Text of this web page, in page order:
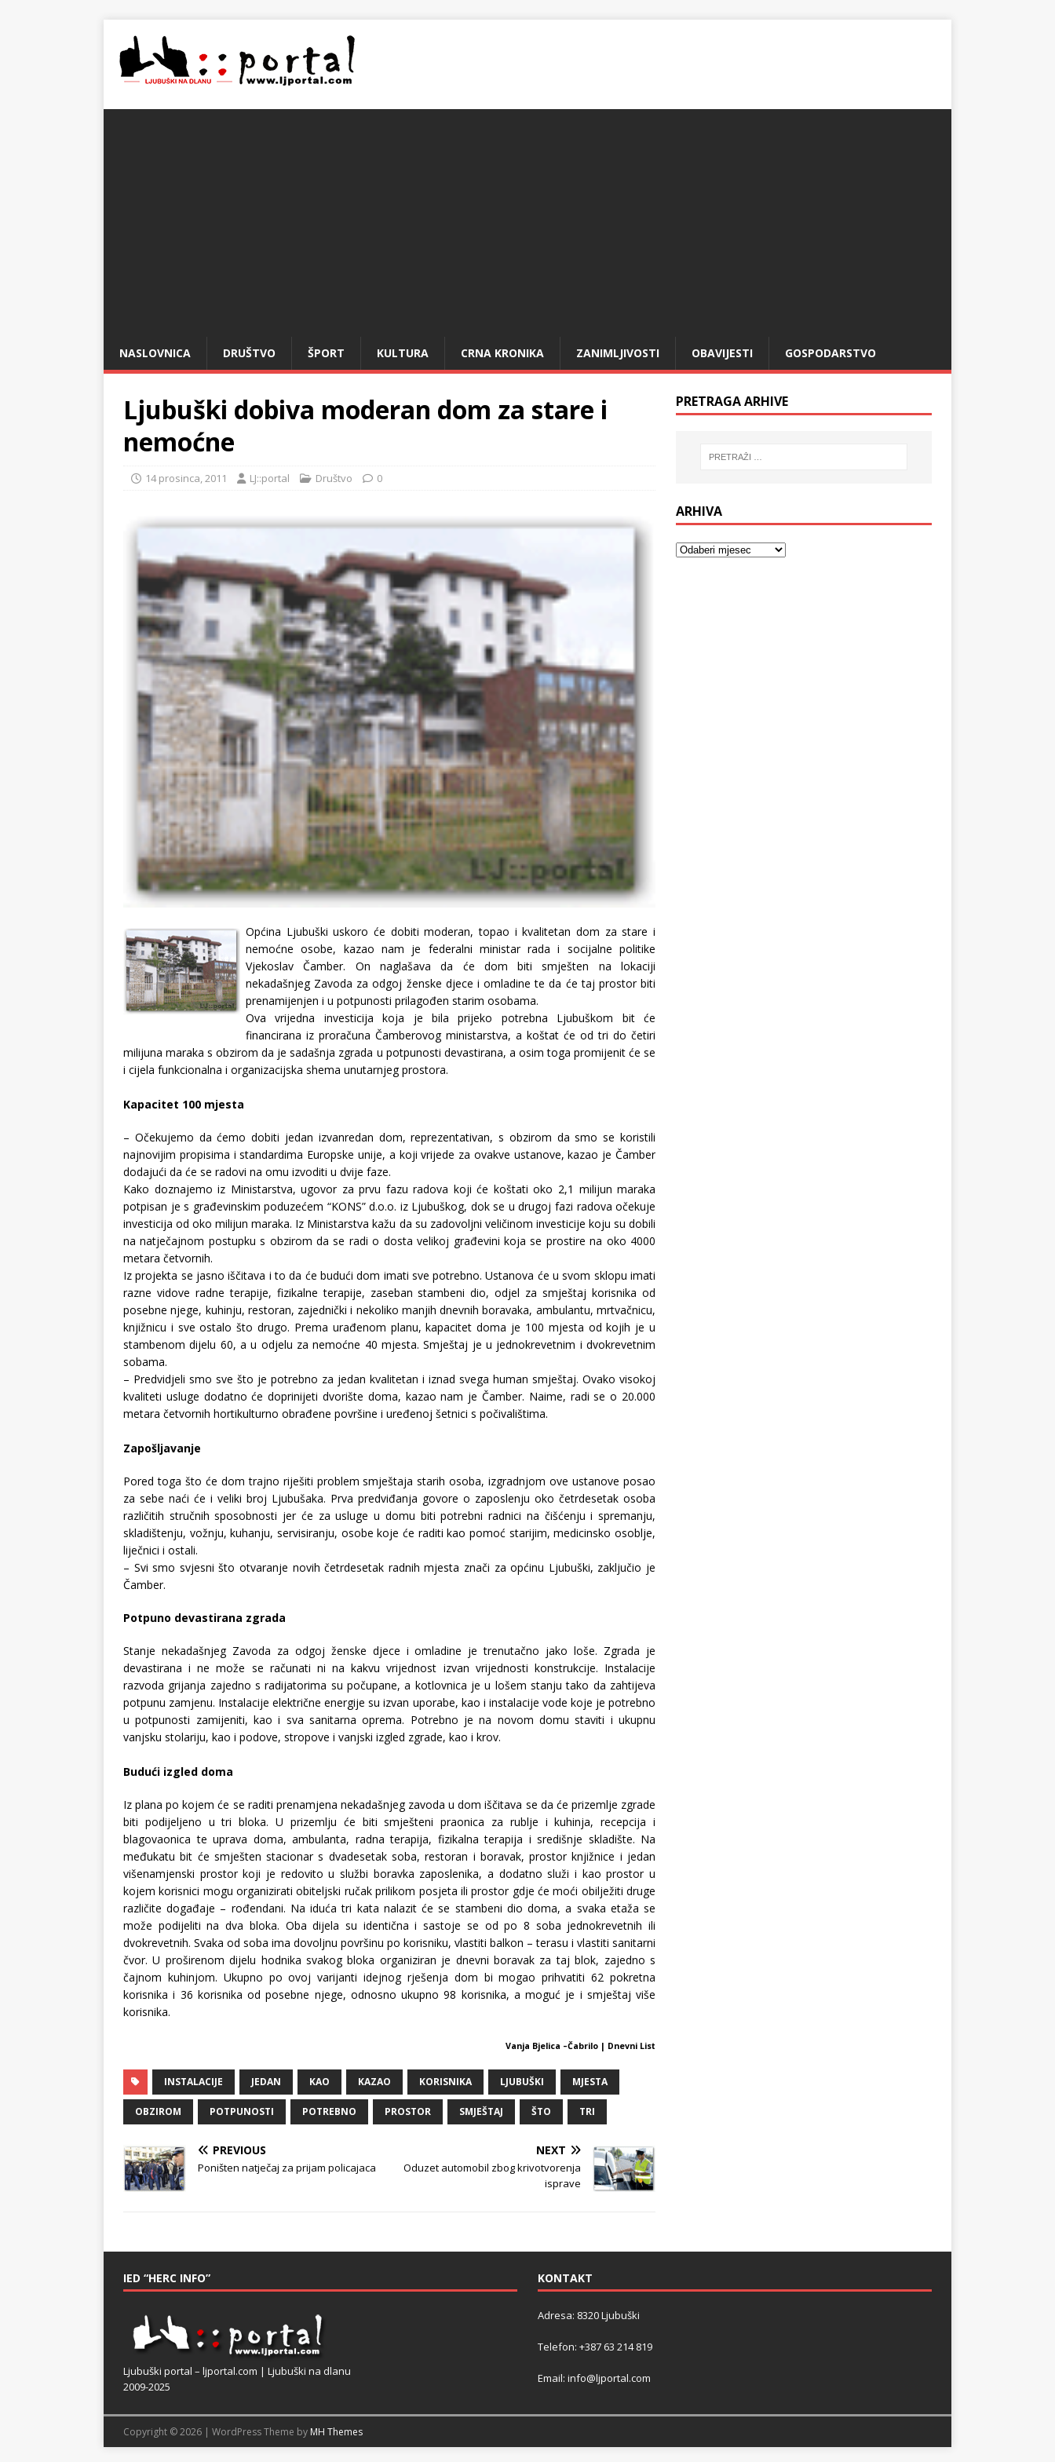
NASLOVNICA DRUŠTVO ŠPORT KULTURA CRNA KRONIKA ZANIMLJIVOSTI OBAVIJESTI GOSPODARSTVO
Ljubuški dobiva moderan dom za stare i
nemoćne
14 prosinca, 2011 LJ::portal Društvo 0
Općina Ljubuški uskoro će dobiti moderan, topao i kvalitetan dom za stare i
nemoćne osobe, kazao nam je federalni ministar rada i socijalne politike
Vjekoslav Čamber. On naglašava da će dom biti smješten na lokaciji
nekadašnjeg Zavoda za odgoj ženske djece i omladine te da će taj prostor biti
prenamijenjen i u potpunosti prilagođen starim osobama.
Ova vrijedna investicija koja je bila prijeko potrebna Ljubuškom bit će
financirana iz proračuna Čamberovog ministarstva, a koštat će od tri do četiri
milijuna maraka s obzirom da je sadašnja zgrada u potpunosti devastirana, a osim toga promijenit će se
i cijela funkcionalna i organizacijska shema unutarnjeg prostora.
Kapacitet 100 mjesta
– Očekujemo da ćemo dobiti jedan izvanredan dom, reprezentativan, s obzirom da smo se koristili
najnovijim propisima i standardima Europske unije, a koji vrijede za ovakve ustanove, kazao je Čamber
dodajući da će se radovi na omu izvoditi u dvije faze.
Kako doznajemo iz Ministarstva, ugovor za prvu fazu radova koji će koštati oko 2,1 milijun maraka
potpisan je s građevinskim poduzećem “KONS” d.o.o. iz Ljubuškog, dok se u drugoj fazi radova očekuje
investicija od oko milijun maraka. Iz Ministarstva kažu da su zadovoljni veličinom investicije koju su dobili
na natječajnom postupku s obzirom da se radi o dosta velikoj građevini koja se prostire na oko 4000
metara četvornih.
Iz projekta se jasno iščitava i to da će budući dom imati sve potrebno. Ustanova će u svom sklopu imati
razne vidove radne terapije, fizikalne terapije, zaseban stambeni dio, odjel za smještaj korisnika od
posebne njege, kuhinju, restoran, zajednički i nekoliko manjih dnevnih boravaka, ambulantu, mrtvačnicu,
knjižnicu i sve ostalo što drugo. Prema urađenom planu, kapacitet doma je 100 mjesta od kojih je u
stambenom dijelu 60, a u odjelu za nemoćne 40 mjesta. Smještaj je u jednokrevetnim i dvokrevetnim
sobama.
– Predvidjeli smo sve što je potrebno za jedan kvalitetan i iznad svega human smještaj. Ovako visokoj
kvaliteti usluge dodatno će doprinijeti dvorište doma, kazao nam je Čamber. Naime, radi se o 20.000
metara četvornih hortikulturno obrađene površine i uređenoj šetnici s počivalištima.
Zapošljavanje
Pored toga što će dom trajno riješiti problem smještaja starih osoba, izgradnjom ove ustanove posao
za sebe naći će i veliki broj Ljubušaka. Prva predviđanja govore o zaposlenju oko četrdesetak osoba
različitih stručnih sposobnosti jer će za usluge u domu biti potrebni radnici na čišćenju i spremanju,
skladištenju, vožnju, kuhanju, servisiranju, osobe koje će raditi kao pomoć starijim, medicinsko osoblje,
liječnici i ostali.
– Svi smo svjesni što otvaranje novih četrdesetak radnih mjesta znači za općinu Ljubuški, zaključio je
Čamber.
Potpuno devastirana zgrada
Stanje nekadašnjeg Zavoda za odgoj ženske djece i omladine je trenutačno jako loše. Zgrada je
devastirana i ne može se računati ni na kakvu vrijednost izvan vrijednosti konstrukcije. Instalacije
razvoda grijanja zajedno s radijatorima su počupane, a kotlovnica je u lošem stanju tako da zahtijeva
potpunu zamjenu. Instalacije električne energije su izvan uporabe, kao i instalacije vode koje je potrebno
u potpunosti zamijeniti, kao i sva sanitarna oprema. Potrebno je na novom domu staviti i ukupnu
vanjsku stolariju, kao i podove, stropove i vanjski izgled zgrade, kao i krov.
Budući izgled doma
Iz plana po kojem će se raditi prenamjena nekadašnjeg zavoda u dom iščitava se da će prizemlje zgrade
biti podijeljeno u tri bloka. U prizemlju će biti smješteni praonica za rublje i kuhinja, recepcija i
blagovaonica te uprava doma, ambulanta, radna terapija, fizikalna terapija i središnje skladište. Na
međukatu bit će smješten stacionar s dvadesetak soba, restoran i boravak, prostor knjižnice i jedan
višenamjenski prostor koji je redovito u službi boravka zaposlenika, a dodatno služi i kao prostor u
kojem korisnici mogu organizirati obiteljski ručak prilikom posjeta ili prostor gdje će moći obilježiti druge
različite događaje – rođendani. Na iduća tri kata nalazit će se stambeni dio doma, a svaka etaža se
može podijeliti na dva bloka. Oba dijela su identična i sastoje se od po 8 soba jednokrevetnih ili
dvokrevetnih. Svaka od soba ima dovoljnu površinu po korisniku, vlastiti balkon – terasu i vlastiti sanitarni
čvor. U proširenom dijelu hodnika svakog bloka organiziran je dnevni boravak za taj blok, zajedno s
čajnom kuhinjom. Ukupno po ovoj varijanti idejnog rješenja dom bi mogao prihvatiti 62 pokretna
korisnika i 36 korisnika od posebne njege, odnosno ukupno 98 korisnika, a moguć je i smještaj više
korisnika.
Vanja Bjelica –Čabrilo | Dnevni List
INSTALACIJE JEDAN KAO KAZAO KORISNIKA LJUBUŠKI MJESTA
OBZIROM POTPUNOSTI POTREBNO PROSTOR SMJEŠTAJ ŠTO TRI
PREVIOUS
Poništen natječaj za prijam policajaca
NEXT
Oduzet automobil zbog krivotvorenja
isprave
PRETRAGA ARHIVE
ARHIVA
IED “HERC INFO”
Ljubuški portal – ljportal.com | Ljubuški na dlanu
2009-2025
KONTAKT
Adresa: 8320 Ljubuški
Telefon: +387 63 214 819
Email: info@ljportal.com
Copyright © 2026 | WordPress Theme by MH Themes